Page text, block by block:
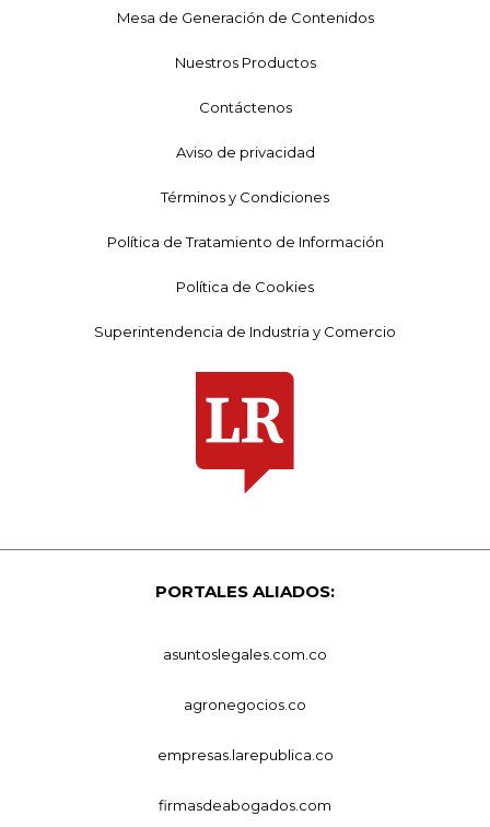
Mesa de Generación de Contenidos
Nuestros Productos
Contáctenos
Aviso de privacidad
Términos y Condiciones
Política de Tratamiento de Información
Política de Cookies
Superintendencia de Industria y Comercio
PORTALES ALIADOS:
asuntoslegales.com.co
agronegocios.co
empresas.larepublica.co
firmasdeabogados.com